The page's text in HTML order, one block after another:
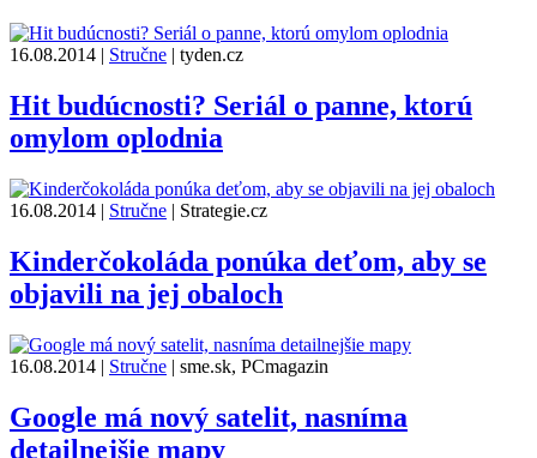
16.08.2014 | Stručne | tyden.cz
Hit budúcnosti? Seriál o panne, ktorú
omylom oplodnia
16.08.2014 | Stručne | Strategie.cz
Kinderčokoláda ponúka deťom, aby se
objavili na jej obaloch
16.08.2014 | Stručne | sme.sk, PCmagazin
Google má nový satelit, nasníma
detailnejšie mapy